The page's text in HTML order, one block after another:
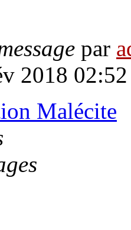
par
2018 02:52
Malécite